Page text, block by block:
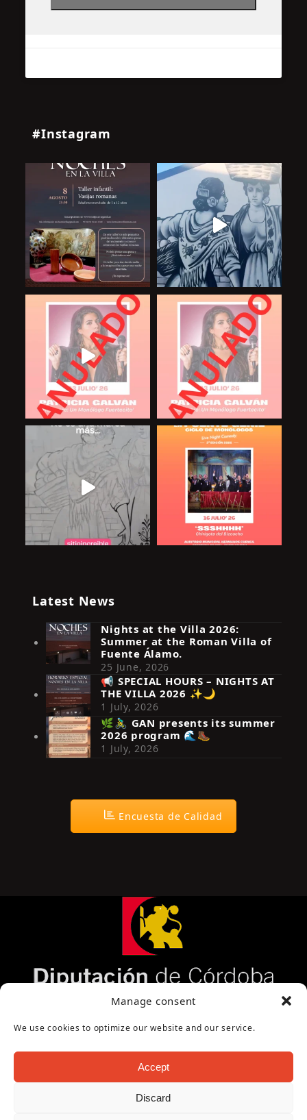
Manage consent
We use cookies to optimize our website and our service.
Accept
Discard
#Instagram
Síguenos en Instagram
Latest News
Nights at the Villa 2026:
Summer at the Roman Villa of
Fuente Álamo.
25 June, 2026
📢 SPECIAL HOURS – NIGHTS AT
THE VILLA 2026 ✨🌙
1 July, 2026
🌿🚴‍♂️ GAN presents its summer
2026 program 🌊🥾
1 July, 2026
Encuesta de Calidad
Página cofinanciada por la Diputación de Córdoba